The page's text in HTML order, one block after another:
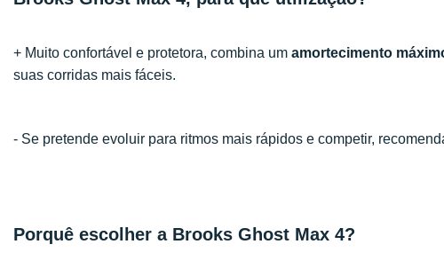
+ Muito confortável e protetora, combina um amortecimento
suas corridas mais fáceis.
- Se pretende evoluir para ritmos mais rápidos e competir,
Porquê escolher a Brooks Ghost Max 4?